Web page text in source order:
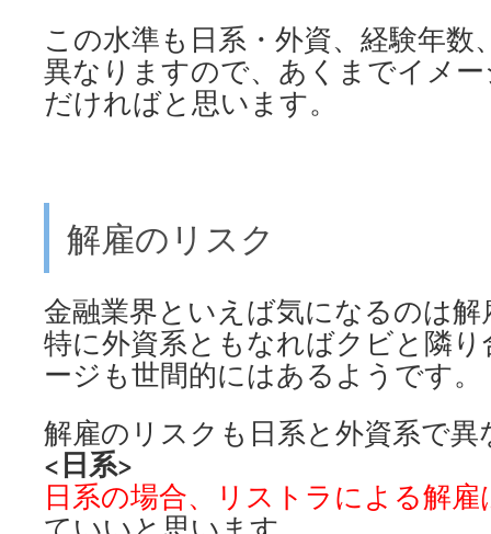
この水準も日系・外資、経験年数
異なりますので、あくまでイメ
だければと思います。
解雇のリスク
金融業界といえば気になるのは
特に外資系ともなればクビと隣
ージも世間的にはあるようです。
解雇のリスクも日系と外資系で異
<日系>
日系の場合、リストラによる解